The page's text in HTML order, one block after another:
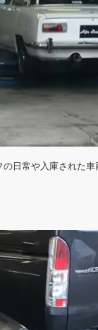
日常や入庫された